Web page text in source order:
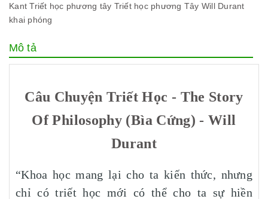
Kant Triết học phương tây Triết học phương Tây Will Durant
khai phóng
Mô tả
Câu Chuyện Triết Học - The Story
Of Philosophy (Bìa Cứng) - Will
Durant
“Khoa học mang lại cho ta kiến thức, nhưng
chỉ có triết học mới có thể cho ta sự hiền